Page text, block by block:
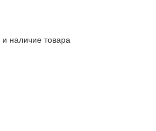
наличие товара